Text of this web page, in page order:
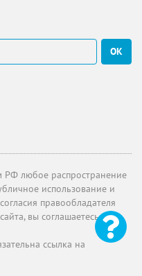
ОК
РФ любое распространение
использование и
правообладателя
вы соглашаетесь с
ссылка на